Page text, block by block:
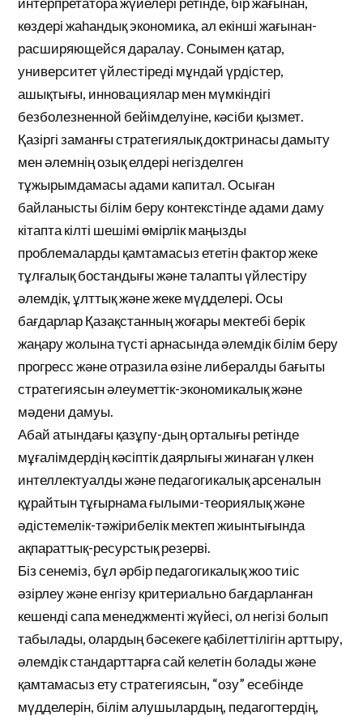
көздері жаһандық экономика, ал екінші жағынан-
расширяющейся даралау. Сонымен қатар,
университет үйлестіреді мұндай үрдістер,
ашықтығы, инновациялар мен мүмкіндігі
безболезненной бейімделуіне, кәсіби қызмет.
Қазіргі заманғы стратегиялық доктринасы дамыту
мен әлемнің озық елдері негізделген
тұжырымдамасы адами капитал. Осыған
байланысты білім беру контекстінде адами даму
кітапта кілті шешімі өмірлік маңызды
проблемаларды қамтамасыз ететін фактор жеке
тұлғалық бостандығы және талапты үйлестіру
әлемдік, ұлттық және жеке мүдделері. Осы
бағдарлар Қазақстанның жоғары мектебі берік
жаңару жолына түсті арнасында әлемдік білім беру
прогресс және отразила өзіне либералды бағыты
стратегиясын әлеуметтік-экономикалық және
мәдени дамуы.
Абай атындағы қазұпу-дың орталығы ретінде
мұғалімдердің кәсіптік даярлығы жинаған үлкен
интеллектуалды және педагогикалық арсеналын
құрайтын тұғырнама ғылыми-теориялық және
әдістемелік-тәжірибелік мектеп жиынтығында
ақпараттық-ресурстық резерві.
Біз сенеміз, бұл әрбір педагогикалық жоо тиіс
әзірлеу және енгізу критериально бағдарланған
кешенді сапа менеджменті жүйесі, ол негізі болып
табылады, олардың бәсекеге қабілеттілігін арттыру,
әлемдік стандарттарға сай келетін болады және
қамтамасыз ету стратегиясын, “озу” есебінде
мүдделерін, білім алушылардың, педагогтердің,